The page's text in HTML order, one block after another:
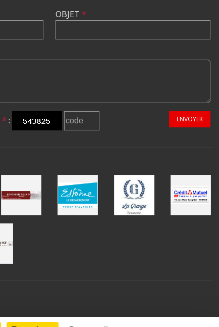
OBJET *
* : ENVOYER